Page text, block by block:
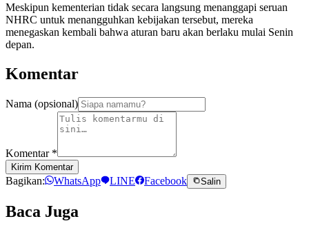
Meskipun kementerian tidak secara langsung menanggapi seruan
NHRC untuk menangguhkan kebijakan tersebut, mereka
menegaskan kembali bahwa aturan baru akan berlaku mulai Senin
depan.
Komentar
Nama (opsional)
Komentar *
Kirim Komentar
Bagikan: WhatsApp LINE Facebook Salin
Baca Juga